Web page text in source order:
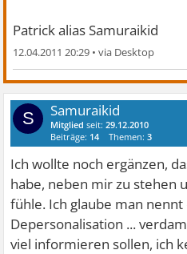
Patrick alias Samuraikid
12.04.2011 20:29 •
S Samuraikid
Mitglied seit:29.12.2010
Beiträge: 14 Themen:3
Ich wollte noch ergänzen,
habe, neben mir zu stehen
fühle. Ich glaube man nennt
Depersonalisation ...
viel informieren sollen, ich